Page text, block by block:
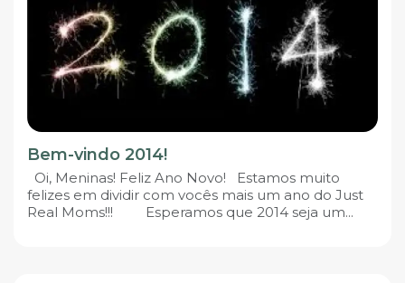
Bem-vindo 2014!
Oi, Meninas! Feliz Ano Novo! Estamos muito
felizes em dividir com vocês mais um ano do Just
Real Moms!!! Esperamos que 2014 seja um...